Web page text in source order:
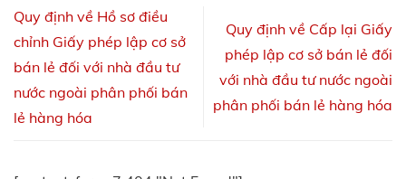
Quy định về Hồ sơ điều
chỉnh Giấy phép lập cơ sở
bán lẻ đối với nhà đầu tư
nước ngoài phân phối bán
lẻ hàng hóa
Quy định về Cấp lại Giấy
phép lập cơ sở bán lẻ đối
với nhà đầu tư nước ngoài
phân phối bán lẻ hàng hóa